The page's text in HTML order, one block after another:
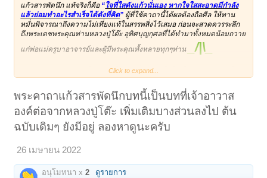
แก้วสารพัดนึก แท้จริงก็คือ “ใจที่ใสดังแก้วนั่นเอง หากใจใสสะอาดมีกำลัง
แล้วย่อมทำอะไรสำเร็จได้ดังที่คิด” ผู้ที่ใช้คาถานี้ได้ผลต้องถือศีล ให้ทาน
หมั่นพิจารณาถึงความไม่เที่ยงแท้ในสรรพสิ่งไว้เสมอ ก่อนจะสวดควรระลึก
ถึงพระเดชพระคุณท่านหลวงปู่โต๊ะ อุทิศบุญกุศลที่ได้ทำมาทั้งหมดน้อมถวาย
แก่พ่อแม่ครูบาอาจารย์และผู้มีพระคุณทั้งหลายทุกๆท่าน
_/|\_
ภาวนาระลึกถึงหลวงปู่โต๊ะ และก็นึกแต่สิ่งดีๆ ทำใจให้เย็นๆครับ หลวงปู่โต๊ะ
ท่านเด่นด้านให้โชค ลองเอาไปใช้ดูครับ
พระคาถาแก้วสารพัดนึก พระราชสังวราภิมณฑ์ (หลวงปู่โต๊ะ อินทสุวรรณ
โณ) ฉบับพระวิโรจน์ญาณวงศ์ วัดประดู่ฉิมพลี
เปิดดูไฟล์ 5931835
จัดดอกไม้ จุดธูปเทียนบูชาแล้วอธิษฐานจิตให้ผ่องใสเกิดสมาธิ
ตั้งนะโม ๓ จบ
Click to expand...
พระคาถาแก้วสารพัดนึกบทนี้เป็นบทที่เจ้าอาวาส
องค์ต่อจากหลวงปู่โต๊ะ เพิ่มเติมบางส่วนลงไป ต้น
ฉบับเดิมๆ ยังมีอยู่ ลองหาดูนะครับ
26 เมษายน 2022
อนุโมทนา x2 ดูรายการ